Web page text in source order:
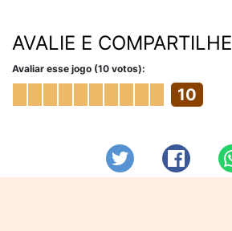
AVALIE E COMPARTILHE
Avaliar esse jogo (10 votos):
10